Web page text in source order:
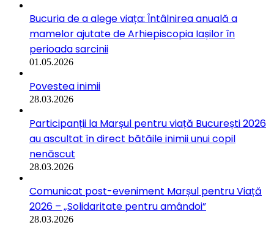
Bucuria de a alege viața: Întâlnirea anuală a
mamelor ajutate de Arhiepiscopia Iașilor în
perioada sarcinii
01.05.2026
Povestea inimii
28.03.2026
Participanții la Marșul pentru viață București 2026
au ascultat în direct bătăile inimii unui copil
nenăscut
28.03.2026
Comunicat post-eveniment Marșul pentru Viață
2026 – „Solidaritate pentru amândoi”
28.03.2026